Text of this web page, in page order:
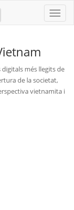
Toggle
més llegits de
de la societat,
vietnamita i